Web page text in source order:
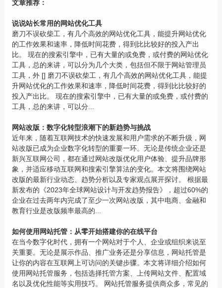
文章推荐：
说说站长常用的网站优化工具
磨刀不误砍柴工，有几个高效的网站优化工具，能提升网站优化
的工作效果和速率，降低时间花费，得到比比较好的投入产出
比。 现在的搜索引擎中，已有大量的或免费，或付费的网站优化
工具，总的来讲，可以分为几个大类，包括但不限于网站管理员
工具，外 [] 磨刀不误砍柴工，有几个高效的网站优化工具，能提
升网站优化的工作效果和速率，降低时间花费，得到比比较好的
投入产出比。 现在的搜索引擎中，已有大量的或免费，或付费的
工具，总的来讲，可以分...
网站改版：数字化转型浪潮下的新趋势与挑战
近年来，随着互联网技术的快速发展和用户需求的不断升级，网
站改版已成为企业数字化转型的重要一环。无论是传统企业还是
新兴互联网公司，都在通过网站改版优化用户体验、提升品牌形
象，并适应移动互联网和搜索引擎算法的变化。本文将围绕网站
改版的最新行业动态、趋势分析以及专家观点展开探讨。 根据最
新发布的《2023年全球网站设计与开发趋势报告》，超过60%的
企业在过去两年内完成了至少一次网站改版，其中电商、金融和
教育行业是改版频率最高的...
如何使用网站托管：从零开始搭建你的在线平台
在当今数字化时代，拥有一个网站对于个人、企业或组织来说至
关重要。无论是展示作品、推广业务还是分享信息，网站托管是
让你的内容在互联网上可访问的关键步骤。本文将详细介绍如何
使用网站托管服务，包括选择托管方案、上传网站文件、配置域
名以及优化性能等实用技巧。 网站托管服务提供商众多，常见的